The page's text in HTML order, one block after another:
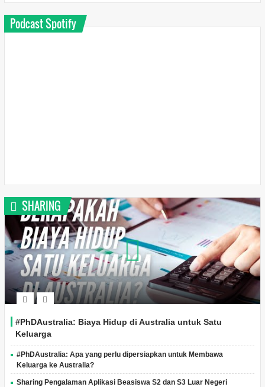
Podcast Spotify
SHARING
#PhDAustralia: Biaya Hidup di Australia untuk Satu
Keluarga
#PhDAustralia: Apa yang perlu dipersiapkan untuk Membawa
Keluarga ke Australia?
Sharing Pengalaman Aplikasi Beasiswa S2 dan S3 Luar Negeri